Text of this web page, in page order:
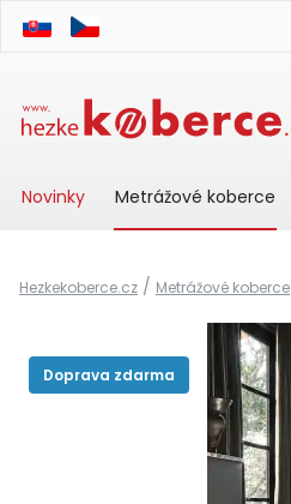
Novinky Metrážové koberce
Hezkekoberce.cz / Metrážové koberce
Doprava zdarma